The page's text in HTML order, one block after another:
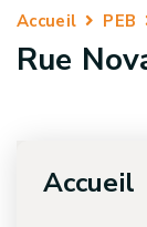
Accueil PEB
Rue
Accueil